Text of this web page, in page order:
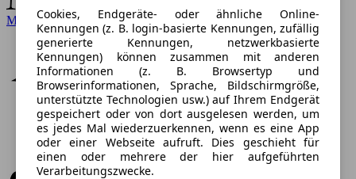
Mercedes-Benz
Cookies, Endgeräte- oder ähnliche Online-
Kennungen (z. B. login-basierte Kennungen, zufällig
generierte Kennungen, netzwerkbasierte
Kennungen) können zusammen mit anderen
Informationen (z. B. Browsertyp und
Browserinformationen, Sprache, Bildschirmgröße,
unterstützte Technologien usw.) auf Ihrem Endgerät
gespeichert oder von dort ausgelesen werden, um
es jedes Mal wiederzuerkennen, wenn es eine App
oder einer Webseite aufruft. Dies geschieht für
einen oder mehrere der hier aufgeführten
Verarbeitungszwecke.